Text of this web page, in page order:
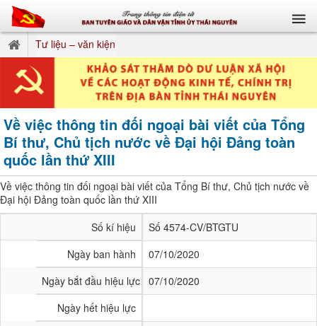
Tư liệu – văn kiện
Về việc thông tin đối ngoại bài viết của Tổng
Bí thư, Chủ tịch nước về Đại hội Đảng toàn
quốc lần thứ XIII
Về việc thông tin đối ngoại bài viết của Tổng Bí thư, Chủ tịch nước về
Đại hội Đảng toàn quốc lần thứ XIII
Số kí hiệu
Số 4574-CV/BTGTU
Ngày ban hành
07/10/2020
Ngày bắt đầu hiệu lực 07/10/2020
Ngày hết hiệu lực